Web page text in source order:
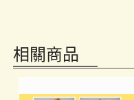
相關商品